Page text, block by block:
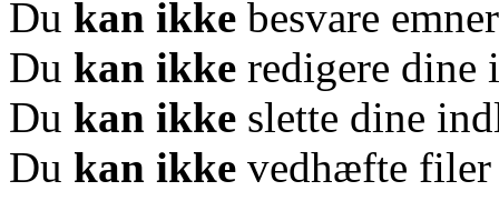
Du kan ikke besvare emner
Du kan ikke redigere dine
Du kan ikke slette dine
Du kan ikke vedhæfte filer